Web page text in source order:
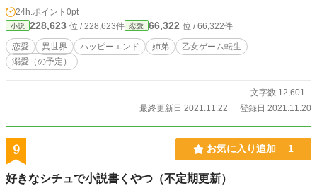
最推しの義弟は私の命を狙う敵キャラになってしまう。 そんな悲惨な未来受け
入れられない。 私が絶対に義弟を敵キャラになんてしない！ 必ず守ってみせる
んだから！ ※現在描いているのが幼少期の話であるため、R15の描写はもう少
し先の予定です。
24h.ポイント 0pt
小説 228,623 位 / 228,623件 恋愛 66,322 位 / 66,322件
恋愛 異世界 ハッピーエンド 姉弟
乙女ゲーム転生
溺愛（の予定）
文字数 12,601
最終更新日 2021.11.22
登録日 2021.11.20
9 お気に入り追加 1
好きなシチュで小説書くやつ（不定期更新）